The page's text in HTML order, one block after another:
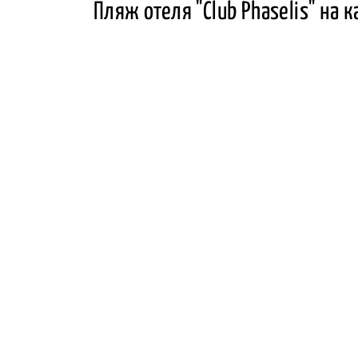
Пляж отеля "Club Phaselis" на